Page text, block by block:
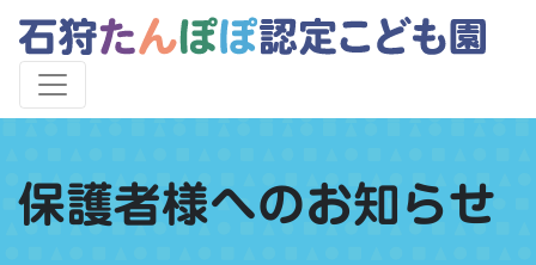
保護者様へのお知らせ